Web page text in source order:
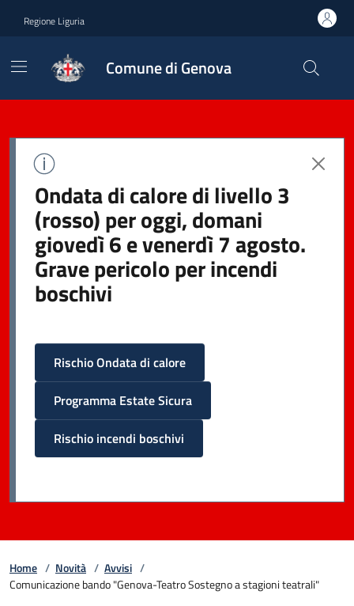
Regione Liguria
Comune di Genova
Ondata di calore di livello 3
(rosso) per oggi, domani
giovedì 6 e venerdì 7 agosto.
Grave pericolo per incendi
boschivi
Rischio Ondata di calore
Programma Estate Sicura
Rischio incendi boschivi
Home / Novità / Avvisi /
Comunicazione bando "Genova-Teatro Sostegno a stagioni teatrali"